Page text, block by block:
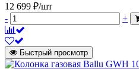
12 699 ₽/шт
-
+
Быстрый просмотр